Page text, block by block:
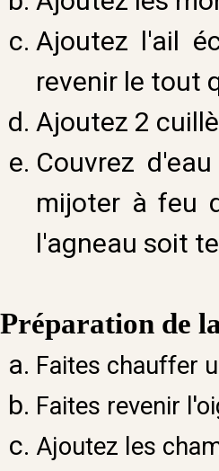
Ajoutez l'ail
revenir le tout
Ajoutez 2
Couvrez
mijoter à feu
l'agneau soit
Préparation de
Faites chauffer
Faites revenir
Ajoutez les